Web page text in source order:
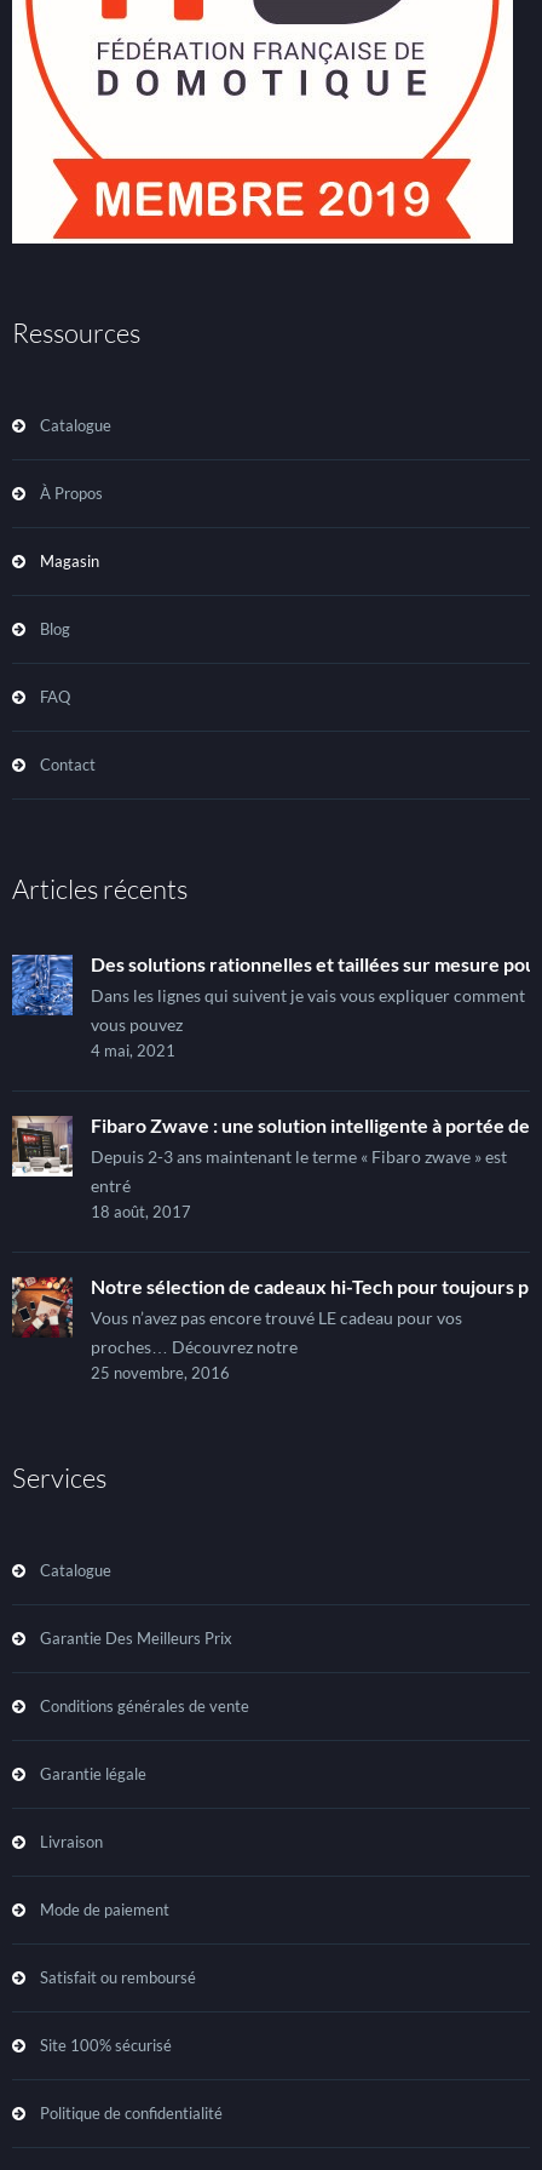
Ressources
Catalogue
À Propos
Magasin
Blog
FAQ
Contact
Articles récents
Des solutions rationnelles et taillées sur mesure
Dans les lignes qui suivent je vais vous expliquer comment
vous pouvez
4 mai, 2021
Fibaro Zwave : une solution intelligente à portée de
Depuis 2-3 ans maintenant le terme « Fibaro zwave » est
entré
18 août, 2017
Notre sélection de cadeaux hi-Tech pour toujours
Vous n’avez pas encore trouvé LE cadeau pour vos
proches… Découvrez notre
25 novembre, 2016
Services
Catalogue
Garantie Des Meilleurs Prix
Conditions générales de vente
Garantie légale
Livraison
Mode de paiement
Satisfait ou remboursé
Site 100% sécurisé
Politique de confidentialité